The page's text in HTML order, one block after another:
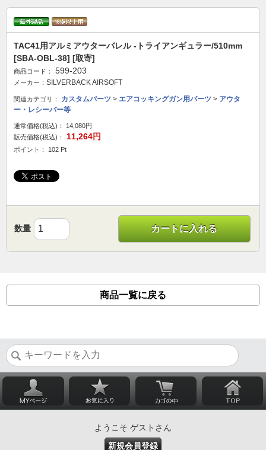
TAC41用アルミアウターバレル -トライアンギュラー/510mm
[SBA-OBL-38] [取寄]
商品コード： 599-203
メーカー： SILVERBACK AIRSOFT
関連カテゴリ： カスタムパーツ > エアコッキングガン用パーツ > アウタ
ー・レシーバー等
通常価格(税込)：
14,080円
販売価格(税込)：
11,264円
ポイント： 102 Pt
数量 カートに入れる
商品一覧に戻る
ようこそ ゲストさん
新規会員登録